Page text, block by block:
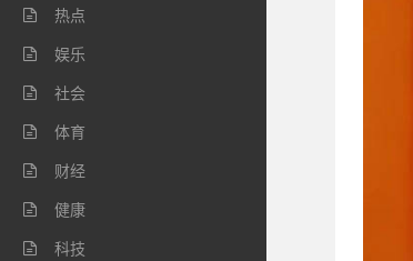
 热点
 娱乐
 社会
 体育
 财经
 健康
 科技